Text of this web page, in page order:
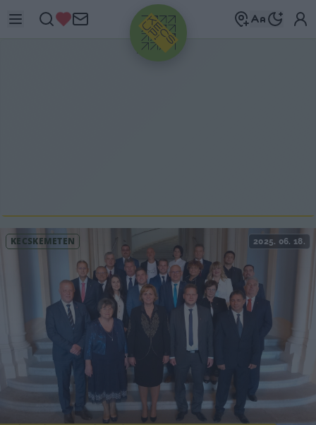
HIRDETÉS
KECSKEMÉTEN 2025. 06. 18.